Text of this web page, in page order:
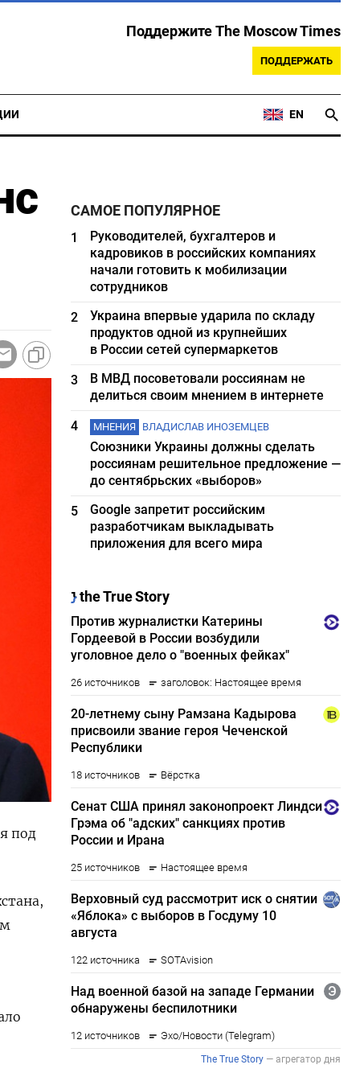
Поддержите The Moscow Times
ПОДДЕРЖАТЬ
EN
под
САМОЕ ПОПУЛЯРНОЕ
1
Руководителей, бухгалтеров и
кадровиков в российских компаниях
начали готовить к мобилизации
сотрудников
2
Украина впервые ударила по складу
продуктов одной из крупнейших
в России сетей супермаркетов
3
В МВД посоветовали россиянам не
делиться своим мнением в интернете
4
МНЕНИЯ ВЛАДИСЛАВ ИНОЗЕМЦЕВ
Союзники Украины должны сделать
россиянам решительное предложение —
до сентябрьских «выборов»
5
Google запретит российским
разработчикам выкладывать
приложения для всего мира